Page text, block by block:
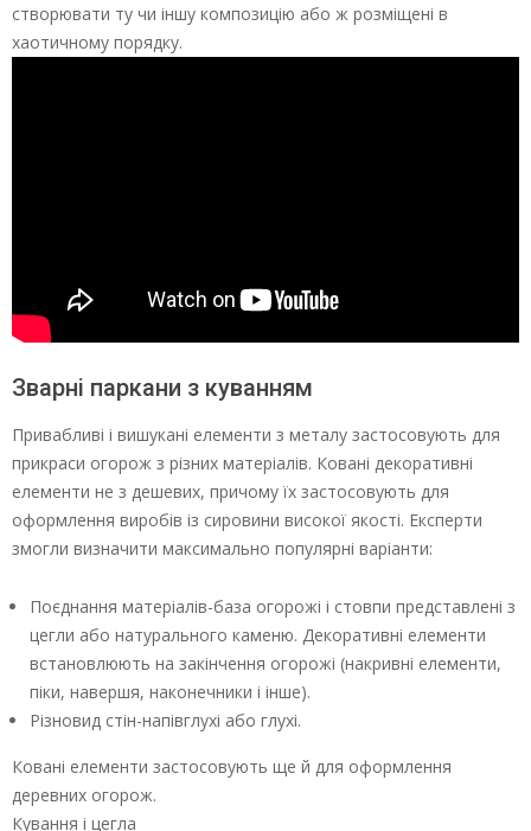
створювати ту чи іншу композицію або ж розміщені в
хаотичному порядку.
Зварні паркани з куванням
Привабливі і вишукані елементи з металу застосовують для
прикраси огорож з різних матеріалів. Ковані декоративні
елементи не з дешевих, причому їх застосовують для
оформлення виробів із сировини високої якості. Експерти
змогли визначити максимально популярні варіанти:
Поєднання матеріалів-база огорожі і стовпи представлені з
цегли або натурального каменю. Декоративні елементи
встановлюють на закінчення огорожі (накривні елементи,
піки, навершя, наконечники і інше).
Різновид стін-напівглухі або глухі.
Ковані елементи застосовують ще й для оформлення
деревних огорож.
Кування і цегла